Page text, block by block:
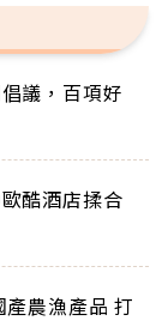
議，百項好
酷酒店揉合
產農漁產品 打